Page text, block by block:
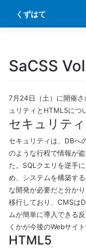
content
くずはて
SaCSS
7月24日（土）に開催さ
ュリティとHTML5につ
セキュリティ
セキュリティは、DBへ
のような行程で情報が
た。SQLクエリを逆手
め、システムを構築す
な開発が必要だと分か
移行しており、CMSは
ムが簡単に導入できる
くかが今後のWebサイ
HTML5